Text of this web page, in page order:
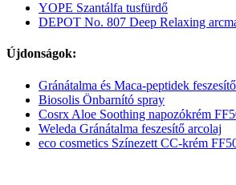
YOPE Szantálfa tusfürdő
DEPOT No. 807 Deep Relaxing
Újdonságok:
Gránátalma és Maca-peptidek
Biosolis Önbarnító spray
Cosrx Aloe Soothing napozókrém
Weleda Gránátalma feszesítő arcolaj
eco cosmetics Színezett CC-krém